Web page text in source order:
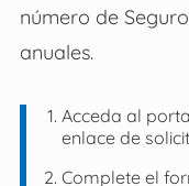
número de
anuales.
Acceda al
enlace de
Complete el